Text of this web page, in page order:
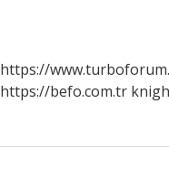
https://
https://befo.com.tr